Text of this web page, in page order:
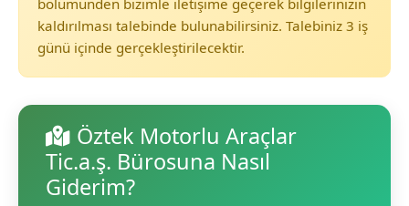
bölümünden bizimle iletişime geçerek bilgilerinizin
kaldırılması talebinde bulunabilirsiniz. Talebiniz 3 iş
günü içinde gerçekleştirilecektir.
Öztek Motorlu Araçlar
Tic.a.ş. Bürosuna Nasıl
Giderim?